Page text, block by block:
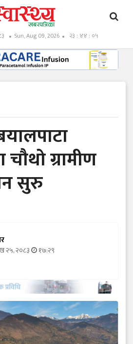
Sun, Aug 09, 2026 २३ : ४४ : ०६
ग्रामीण
सुरु
२५, २०८३ १७:२९